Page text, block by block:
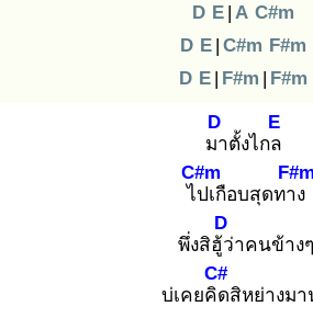
D E | A C#m
D E | C#m F#m
D E | F#m | F#m
มา
D
ตั้งไกล
E
ไป
C#m
เกือบสุดทาง
F#m
พึ่งสิฮู้ว่
D
าคนข้างๆ
บ่เคยคิด
C#
สิหย่างมา